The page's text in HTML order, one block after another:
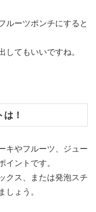
ルーツポンチにすると
してもいいですね。
！
キやフルーツ、ジュー
イントです。
クス、または発泡スチ
しょう。